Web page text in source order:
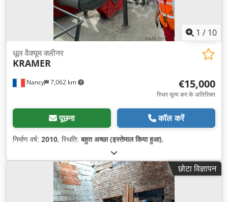
1 / 10
Nancy 7,062 km
धूल वैक्यूम क्लीनर
KRAMER
€15,000
स्थिर मूल्य कर के अतिरिक्त
पूछना कॉल करें
निर्माण वर्ष: 2010, स्थिति:बहुत अच्छा (इस्तेमाल किया हुआ),
छोटा विज्ञापन